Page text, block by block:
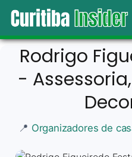
Rodrigo
-
📍 Organizadores de